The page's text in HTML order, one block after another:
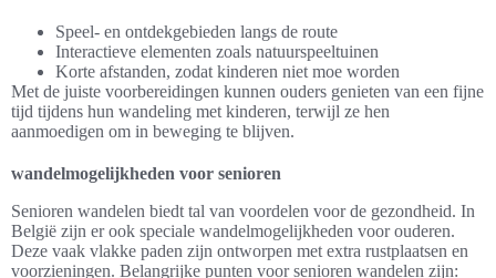
Speel- en ontdekgebieden langs de route
Interactieve elementen zoals natuurspeeltuinen
Korte afstanden, zodat kinderen niet moe worden
Met de juiste voorbereidingen kunnen ouders genieten van een fijne
tijd tijdens hun wandeling met kinderen, terwijl ze hen
aanmoedigen om in beweging te blijven.
wandelmogelijkheden voor senioren
Senioren wandelen biedt tal van voordelen voor de gezondheid. In
België zijn er ook speciale wandelmogelijkheden voor ouderen.
Deze vaak vlakke paden zijn ontworpen met extra rustplaatsen en
voorzieningen. Belangrijke punten voor senioren wandelen zijn: